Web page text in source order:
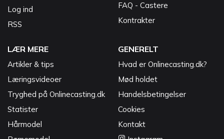
Log ind
RSS
FAQ - Castere
Kontrakter
LÆR MERE
Artikler & tips
Læringsvideoer
Tryghed på Onlinecasting.dk
Statister
Hårmodel
GENERELT
Hvad er Onlinecasting.dk?
Mød holdet
Handelsbetingelser
Cookies
Kontakt